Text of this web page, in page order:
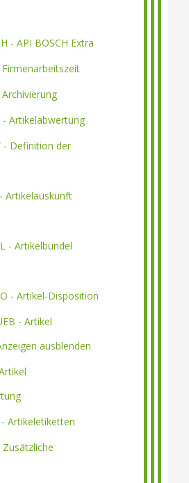
- API BOSCH Extra
Firmenarbeitszeit
Archivierung
- Artikelabwertung
- Definition der
Artikelauskunft
- Artikelbündel
- Artikel-Disposition
- Artikel
ausblenden
- Artikeletiketten
Zusätzliche